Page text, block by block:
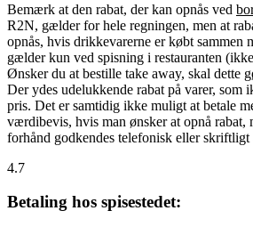
Bemærk at den rabat, der kan opnås ved
R2N, gælder for hele regningen, men at
opnås, hvis drikkevarerne er købt sammen
gælder kun ved spisning i restauranten
Ønsker du at bestille take away, skal dette
Der ydes udelukkende rabat på varer, som
pris. Det er samtidig ikke muligt at betale
værdibevis, hvis man ønsker at opnå rabat,
forhånd godkendes telefonisk eller skriftligt
4.7
Betaling hos spisestedet: